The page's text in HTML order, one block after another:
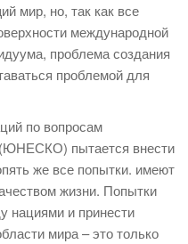
мир, но, так как все
международной
проблема создания
проблемой для
по вопросам
(ЮНЕСКО) пытается внести
же все попытки. имеют
жизни. Попытки
нациями и принести
мира – это только